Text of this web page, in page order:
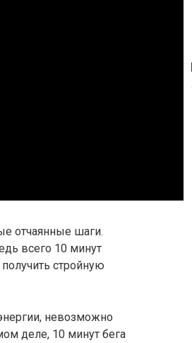
отчаянные шаги.
всего 10 минут
стройную
невозможно
деле, 10 минут бега